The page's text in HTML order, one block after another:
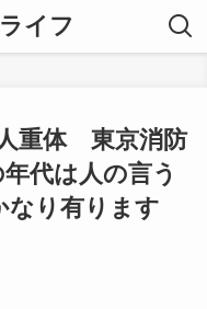
イフ
重体 東京消防
代は人の言う
なり有ります